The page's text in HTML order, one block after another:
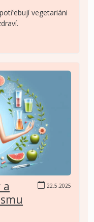
vegetariáni
22.5.2025